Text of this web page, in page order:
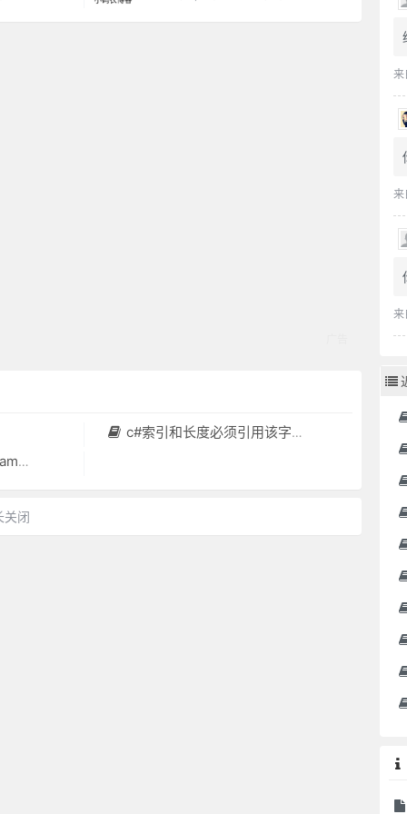
c#索引和长度必须引用该字符串内的位置。参数名: length
录
关闭